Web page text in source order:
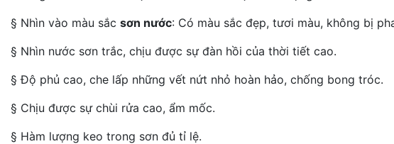
§ Nhìn vào màu sắc sơn nước: Có màu sắc đẹp, tươi màu, không bị
§ Nhìn nước sơn trắc, chịu được sự đàn hồi của thời tiết cao.
§ Độ phủ cao, che lấp những vết nứt nhỏ hoàn hảo, chống bong tróc.
§ Chịu được sự chùi rửa cao, ẩm mốc.
§ Hàm lượng keo trong sơn đủ tỉ lệ.